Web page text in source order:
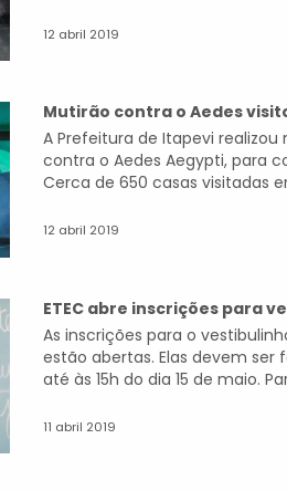
12 abril 2019
Mutirão contra o Aedes
A Prefeitura de Itapevi
contra o Aedes Aegypti, para
Cerca de 650 casas visitadas
12 abril 2019
ETEC abre inscrições para
As inscrições para o
estão abertas. Elas devem
até às 15h do dia 15 de maio.
11 abril 2019